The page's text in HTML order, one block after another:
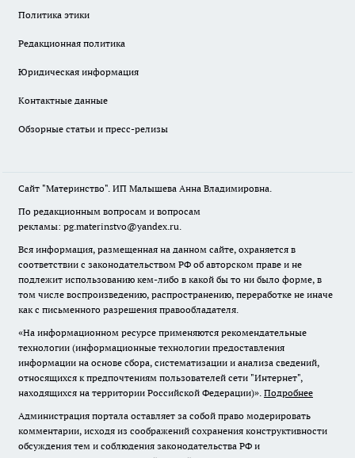
Политика этики
Редакционная политика
Юридическая информация
Контактные данные
Обзорные статьи и пресс-релизы
Сайт "Материнство". ИП Малышева Анна Владимировна.
По редакционным вопросам и вопросам
рекламы: pg.materinstvo@yandex.ru.
Вся информация, размещенная на данном сайте, охраняется в
соответствии с законодательством РФ об авторском праве и не
подлежит использованию кем-либо в какой бы то ни было форме, в
том числе воспроизведению, распространению, переработке не иначе
как с письменного разрешения правообладателя.
«На информационном ресурсе применяются рекомендательные
технологии (информационные технологии предоставления
информации на основе сбора, систематизации и анализа сведений,
относящихся к предпочтениям пользователей сети "Интернет",
находящихся на территории Российской Федерации)». Подробнее
Администрация портала оставляет за собой право модерировать
комментарии, исходя из соображений сохранения конструктивности
обсуждения тем и соблюдения законодательства РФ и